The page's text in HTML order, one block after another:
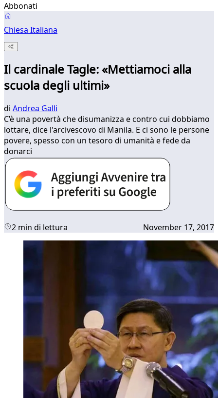
Abbonati
Chiesa Italiana
Il cardinale Tagle: «Mettiamoci alla
scuola degli ultimi»
di Andrea Galli
C’è una povertà che disumanizza e contro cui dobbiamo
lottare, dice l'arcivescovo di Manila. E ci sono le persone
povere, spesso con un tesoro di umanità e fede da
donarci
2 min di lettura November 17, 2017